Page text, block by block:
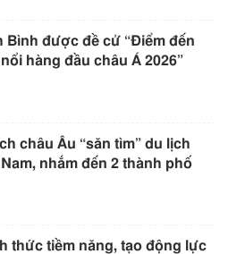
Bình được đề cử “Điểm đến
hàng đầu châu Á 2026”
châu Âu “săn tìm” du lịch
nhắm đến 2 thành phố
thức tiềm năng, tạo động lực